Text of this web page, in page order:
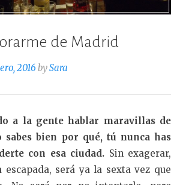
de Madrid
2016 bySara
a la gente hablar maravillas de
bien por qué, tú nunca has
con esa ciudad. Sin exagerar,
escapada, será ya la sexta vez que